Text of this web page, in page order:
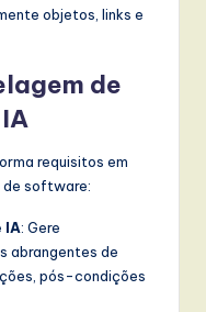
objetos, links e
de
requisitos em
de software:
IA: Gere
abrangentes de
pós-condições